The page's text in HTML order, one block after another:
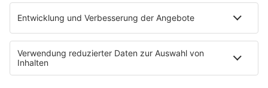
Impressum
Kontakt
myBOB App
BOB-Plakate & Aufkleber bestellen